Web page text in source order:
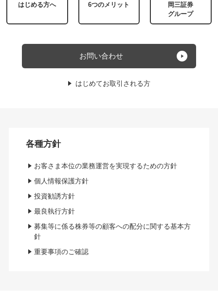
はじめる方へ 6つのメリット
岡三証券
グループ
お問い合わせ
はじめてお取引される方
各種方針
お客さま本位の業務運営を実現するための方針
個人情報保護方針
投資勧誘方針
最良執行方針
募集等に係る株券等の顧客への配分に関する基本方
針
重要事項のご確認